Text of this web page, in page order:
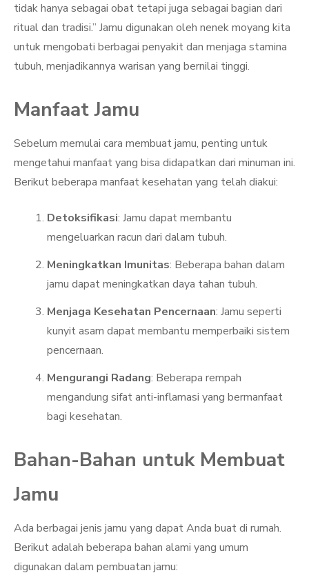
tidak hanya sebagai obat tetapi juga sebagai bagian dari
ritual dan tradisi.” Jamu digunakan oleh nenek moyang kita
untuk mengobati berbagai penyakit dan menjaga stamina
tubuh, menjadikannya warisan yang bernilai tinggi.
Manfaat Jamu
Sebelum memulai cara membuat jamu, penting untuk
mengetahui manfaat yang bisa didapatkan dari minuman ini.
Berikut beberapa manfaat kesehatan yang telah diakui:
Detoksifikasi: Jamu dapat membantu
mengeluarkan racun dari dalam tubuh.
Meningkatkan Imunitas: Beberapa bahan dalam
jamu dapat meningkatkan daya tahan tubuh.
Menjaga Kesehatan Pencernaan: Jamu seperti
kunyit asam dapat membantu memperbaiki sistem
pencernaan.
Mengurangi Radang: Beberapa rempah
mengandung sifat anti-inflamasi yang bermanfaat
bagi kesehatan.
Bahan-Bahan untuk Membuat
Jamu
Ada berbagai jenis jamu yang dapat Anda buat di rumah.
Berikut adalah beberapa bahan alami yang umum
digunakan dalam pembuatan jamu: